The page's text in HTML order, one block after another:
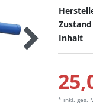
Zustand
Inhalt
* inkl. ges.